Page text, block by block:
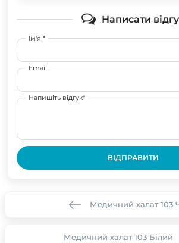
Написати
Ім'я *
Email
Напишіть відгук*
ВІДПРАВИТИ
Медичний халат 103
Медичний халат 103 Білий